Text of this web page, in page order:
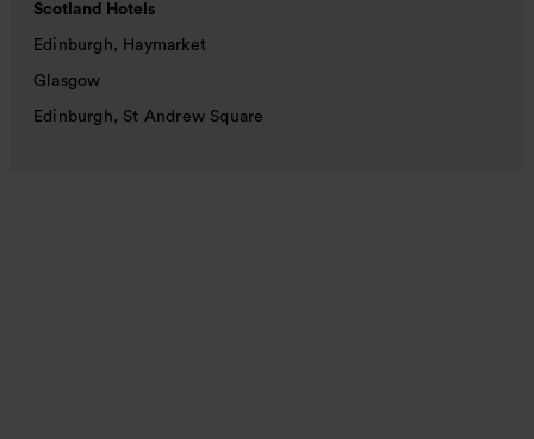
Scotland Hotels
Edinburgh, Haymarket
Glasgow
Edinburgh, St Andrew Square